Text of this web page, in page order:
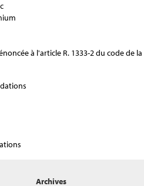
à l'article R. 1333-2 du code de
Archives